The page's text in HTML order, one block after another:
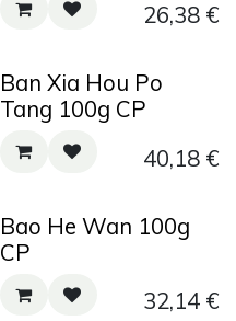
26,38€
Ban Xia Hou Po
Tang 100g CP
40,18€
Bao He Wan 100g
CP
32,14€